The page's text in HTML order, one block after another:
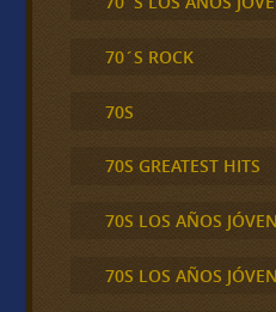
70´S ROCK
70S
70S GREATEST HITS
70S LOS AÑOS
70S LOS AÑOS